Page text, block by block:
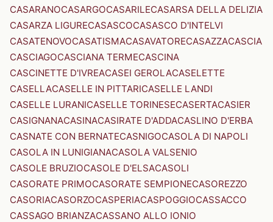
CASARANOCASARGOCASARILECASARSA DELLA DELIZIA
CASARZA LIGURECASASCOCASASCO D'INTELVI
CASATENOVOCASATISMACASAVATORECASAZZACASCIA
CASCIAGOCASCIANA TERMECASCINA
CASCINETTE D'IVREACASEI GEROLACASELETTE
CASELLACASELLE IN PITTARICASELLE LANDI
CASELLE LURANICASELLE TORINESECASERTACASIER
CASIGNANACASINACASIRATE D'ADDACASLINO D'ERBA
CASNATE CON BERNATECASNIGOCASOLA DI NAPOLI
CASOLA IN LUNIGIANACASOLA VALSENIO
CASOLE BRUZIOCASOLE D'ELSACASOLI
CASORATE PRIMOCASORATE SEMPIONECASOREZZO
CASORIACASORZOCASPERIACASPOGGIOCASSACCO
CASSAGO BRIANZACASSANO ALLO IONIO